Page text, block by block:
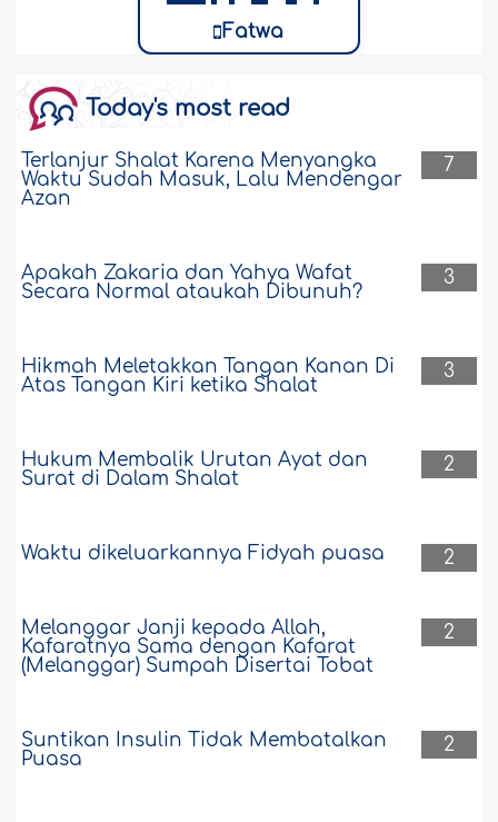
Fatwa
Today's most read
7
Terlanjur Shalat Karena Menyangka
Waktu Sudah Masuk, Lalu Mendengar
Azan
3
Apakah Zakaria dan Yahya Wafat
Secara Normal ataukah Dibunuh?
3
Hikmah Meletakkan Tangan Kanan Di
Atas Tangan Kiri ketika Shalat
2
Hukum Membalik Urutan Ayat dan
Surat di Dalam Shalat
2
Waktu dikeluarkannya Fidyah puasa
2
Melanggar Janji kepada Allah,
Kafaratnya Sama dengan Kafarat
(Melanggar) Sumpah Disertai Tobat
2
Suntikan Insulin Tidak Membatalkan
Puasa